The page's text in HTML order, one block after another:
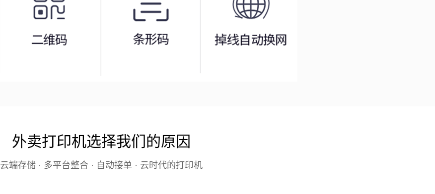
外卖打印机选择我们的原因
云端存储 · 多平台整合 · 自动接单 · 云时代的打印机